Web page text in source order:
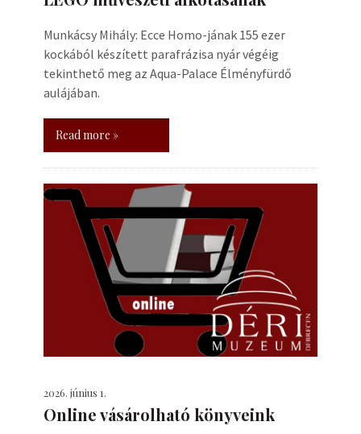
Munkácsy Mihály: Ecce Homo-jának 155 ezer
kockából készített parafrázisa nyár végéig
tekinthető meg az Aqua-Palace Élményfürdő
aulájában.
Read more »
2026. június 1.
Online vásárolható könyveink